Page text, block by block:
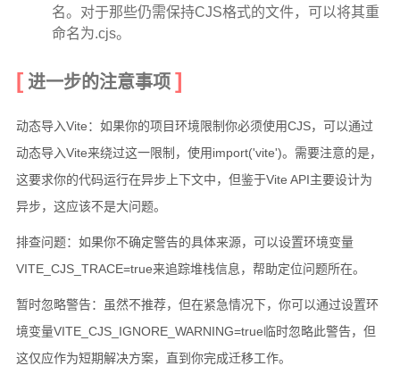
名。对于那些仍需保持CJS格式的文件，可以将其重
命名为.cjs。
进一步的注意事项
动态导入Vite：如果你的项目环境限制你必须使用CJS，可以通过
动态导入Vite来绕过这一限制，使用import('vite')。需要注意的是，
这要求你的代码运行在异步上下文中，但鉴于Vite API主要设计为
异步，这应该不是大问题。
排查问题：如果你不确定警告的具体来源，可以设置环境变量
VITE_CJS_TRACE=true来追踪堆栈信息，帮助定位问题所在。
暂时忽略警告：虽然不推荐，但在紧急情况下，你可以通过设置环
境变量VITE_CJS_IGNORE_WARNING=true临时忽略此警告，但
这仅应作为短期解决方案，直到你完成迁移工作。